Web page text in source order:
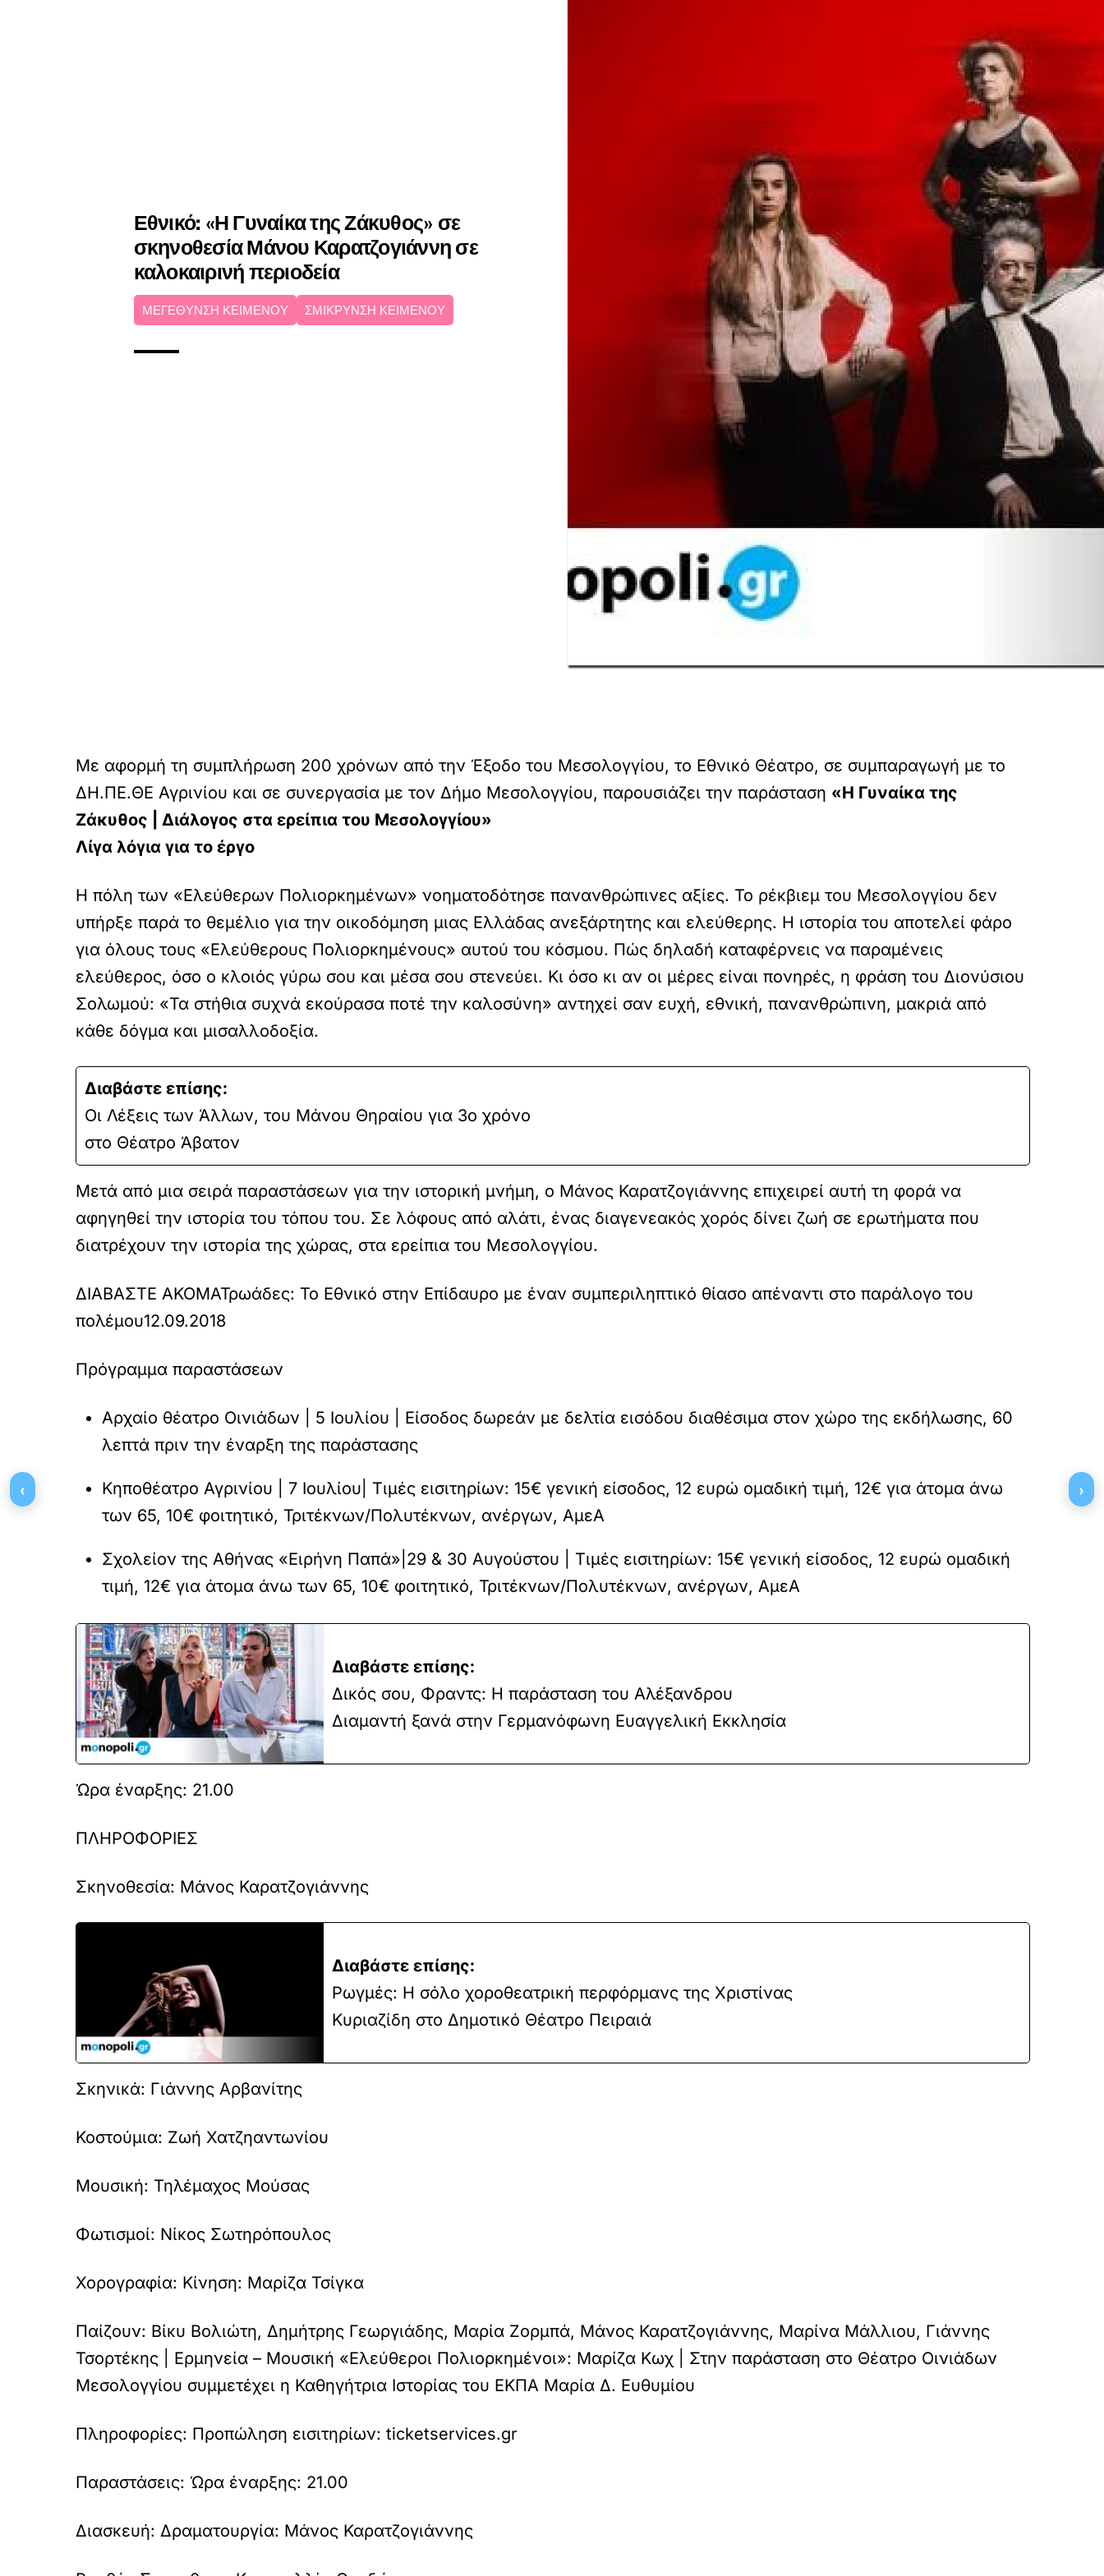
Εθνικό: «Η Γυναίκα της Ζάκυθος» σε
σκηνοθεσία Μάνου Καρατζογιάννη σε
καλοκαιρινή περιοδεία
ΜΕΓΕΘΥΝΣΗ ΚΕΙΜΕΝΟΥ ΣΜΙΚΡΥΝΣΗ ΚΕΙΜΕΝΟΥ
Με αφορμή τη συμπλήρωση 200 χρόνων από την Έξοδο του Μεσολογγίου, το Εθνικό Θέατρο, σε συμπαραγωγή με το
ΔΗ.ΠΕ.ΘΕ Αγρινίου και σε συνεργασία με τον Δήμο Μεσολογγίου, παρουσιάζει την παράσταση «Η Γυναίκα της
Ζάκυθος | Διάλογος στα ερείπια του Μεσολογγίου»
Λίγα λόγια για το έργο
Η πόλη των «Ελεύθερων Πολιορκημένων» νοηματοδότησε πανανθρώπινες αξίες. Το ρέκβιεμ του Μεσολογγίου δεν
υπήρξε παρά το θεμέλιο για την οικοδόμηση μιας Ελλάδας ανεξάρτητης και ελεύθερης. Η ιστορία του αποτελεί φάρο
για όλους τους «Ελεύθερους Πολιορκημένους» αυτού του κόσμου. Πώς δηλαδή καταφέρνεις να παραμένεις
ελεύθερος, όσο ο κλοιός γύρω σου και μέσα σου στενεύει. Κι όσο κι αν οι μέρες είναι πονηρές, η φράση του Διονύσιου
Σολωμού: «Τα στήθια συχνά εκούρασα ποτέ την καλοσύνη» αντηχεί σαν ευχή, εθνική, πανανθρώπινη, μακριά από
κάθε δόγμα και μισαλλοδοξία.
Διαβάστε επίσης:
Οι Λέξεις των Άλλων, του Μάνου Θηραίου για 3ο χρόνο
στο Θέατρο Άβατον
Μετά από μια σειρά παραστάσεων για την ιστορική μνήμη, ο Μάνος Καρατζογιάννης επιχειρεί αυτή τη φορά να
αφηγηθεί την ιστορία του τόπου του. Σε λόφους από αλάτι, ένας διαγενεακός χορός δίνει ζωή σε ερωτήματα που
διατρέχουν την ιστορία της χώρας, στα ερείπια του Μεσολογγίου.
ΔΙΑΒΑΣΤΕ ΑΚΟΜΑΤρωάδες: Το Εθνικό στην Επίδαυρο με έναν συμπεριληπτικό θίασο απέναντι στο παράλογο του
πολέμου12.09.2018
Πρόγραμμα παραστάσεων
Αρχαίο θέατρο Οινιάδων | 5 Ιουλίου | Είσοδος δωρεάν με δελτία εισόδου διαθέσιμα στον χώρο της εκδήλωσης, 60
λεπτά πριν την έναρξη της παράστασης
Κηποθέατρο Αγρινίου | 7 Ιουλίου| Τιμές εισιτηρίων: 15€ γενική είσοδος, 12 ευρώ ομαδική τιμή, 12€ για άτομα άνω
των 65, 10€ φοιτητικό, Τριτέκνων/Πολυτέκνων, ανέργων, ΑμεΑ
Σχολείον της Αθήνας «Ειρήνη Παπά»|29 & 30 Αυγούστου | Τιμές εισιτηρίων: 15€ γενική είσοδος, 12 ευρώ ομαδική
τιμή, 12€ για άτομα άνω των 65, 10€ φοιτητικό, Τριτέκνων/Πολυτέκνων, ανέργων, ΑμεΑ
Διαβάστε επίσης:
Δικός σου, Φραντς: Η παράσταση του Αλέξανδρου
Διαμαντή ξανά στην Γερμανόφωνη Ευαγγελική Εκκλησία
Ώρα έναρξης: 21.00
ΠΛΗΡΟΦΟΡΙΕΣ
Σκηνοθεσία: Μάνος Καρατζογιάννης
Διαβάστε επίσης:
Ρωγμές: Η σόλο χοροθεατρική περφόρμανς της Χριστίνας
Κυριαζίδη στο Δημοτικό Θέατρο Πειραιά
Σκηνικά: Γιάννης Αρβανίτης
Κοστούμια: Ζωή Χατζηαντωνίου
Μουσική: Τηλέμαχος Μούσας
Φωτισμοί: Νίκος Σωτηρόπουλος
Χορογραφία: Κίνηση: Μαρίζα Τσίγκα
Παίζουν: Βίκυ Βολιώτη, Δημήτρης Γεωργιάδης, Μαρία Ζορμπά, Μάνος Καρατζογιάννης, Μαρίνα Μάλλιου, Γιάννης
Τσορτέκης | Ερμηνεία – Μουσική «Ελεύθεροι Πολιορκημένοι»: Μαρίζα Κωχ | Στην παράσταση στο Θέατρο Οινιάδων
Μεσολογγίου συμμετέχει η Καθηγήτρια Ιστορίας του ΕΚΠΑ Μαρία Δ. Ευθυμίου
Πληροφορίες: Προπώληση εισιτηρίων: ticketservices.gr
Παραστάσεις: Ώρα έναρξης: 21.00
Διασκευή: Δραματουργία: Μάνος Καρατζογιάννης
‹ ›